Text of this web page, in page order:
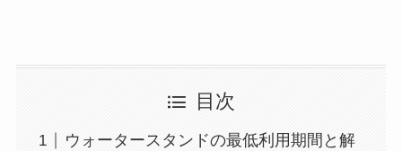
目次
ウォータースタンドの最低利用期間と解